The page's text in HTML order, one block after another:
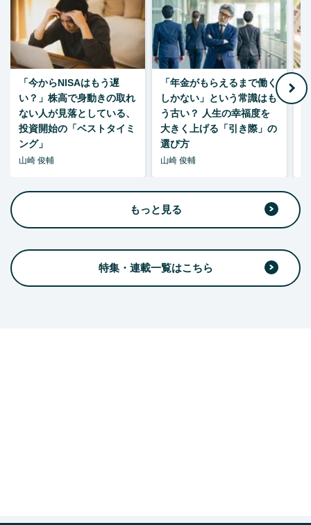
「今からNISAはもう遅
い？」株高で身動きの取れ
ない人が見落としている、
投資開始の「ベストタイミ
ング」
山崎 俊輔
「年金がもらえるまで働く
しかない」という常識はも
う古い？ 人生の幸福度を
大きく上げる「引き際」の
選び方
山崎 俊輔
もっと見る
特集・連載一覧はこちら